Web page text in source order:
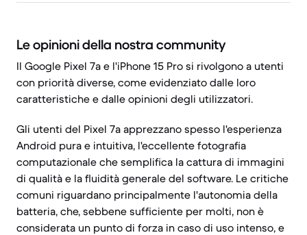
Le opinioni della nostra community
Il Google Pixel 7a e l'iPhone 15 Pro si rivolgono a utenti
con priorità diverse, come evidenziato dalle loro
caratteristiche e dalle opinioni degli utilizzatori.
Gli utenti del Pixel 7a apprezzano spesso l'esperienza
Android pura e intuitiva, l'eccellente fotografia
computazionale che semplifica la cattura di immagini
di qualità e la fluidità generale del software. Le critiche
comuni riguardano principalmente l'autonomia della
batteria, che, sebbene sufficiente per molti, non è
considerata un punto di forza in caso di uso intenso, e